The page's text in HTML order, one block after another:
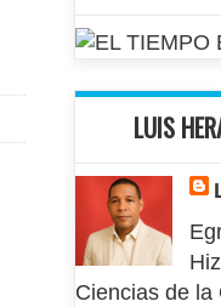
LUIS
Ciencias de la